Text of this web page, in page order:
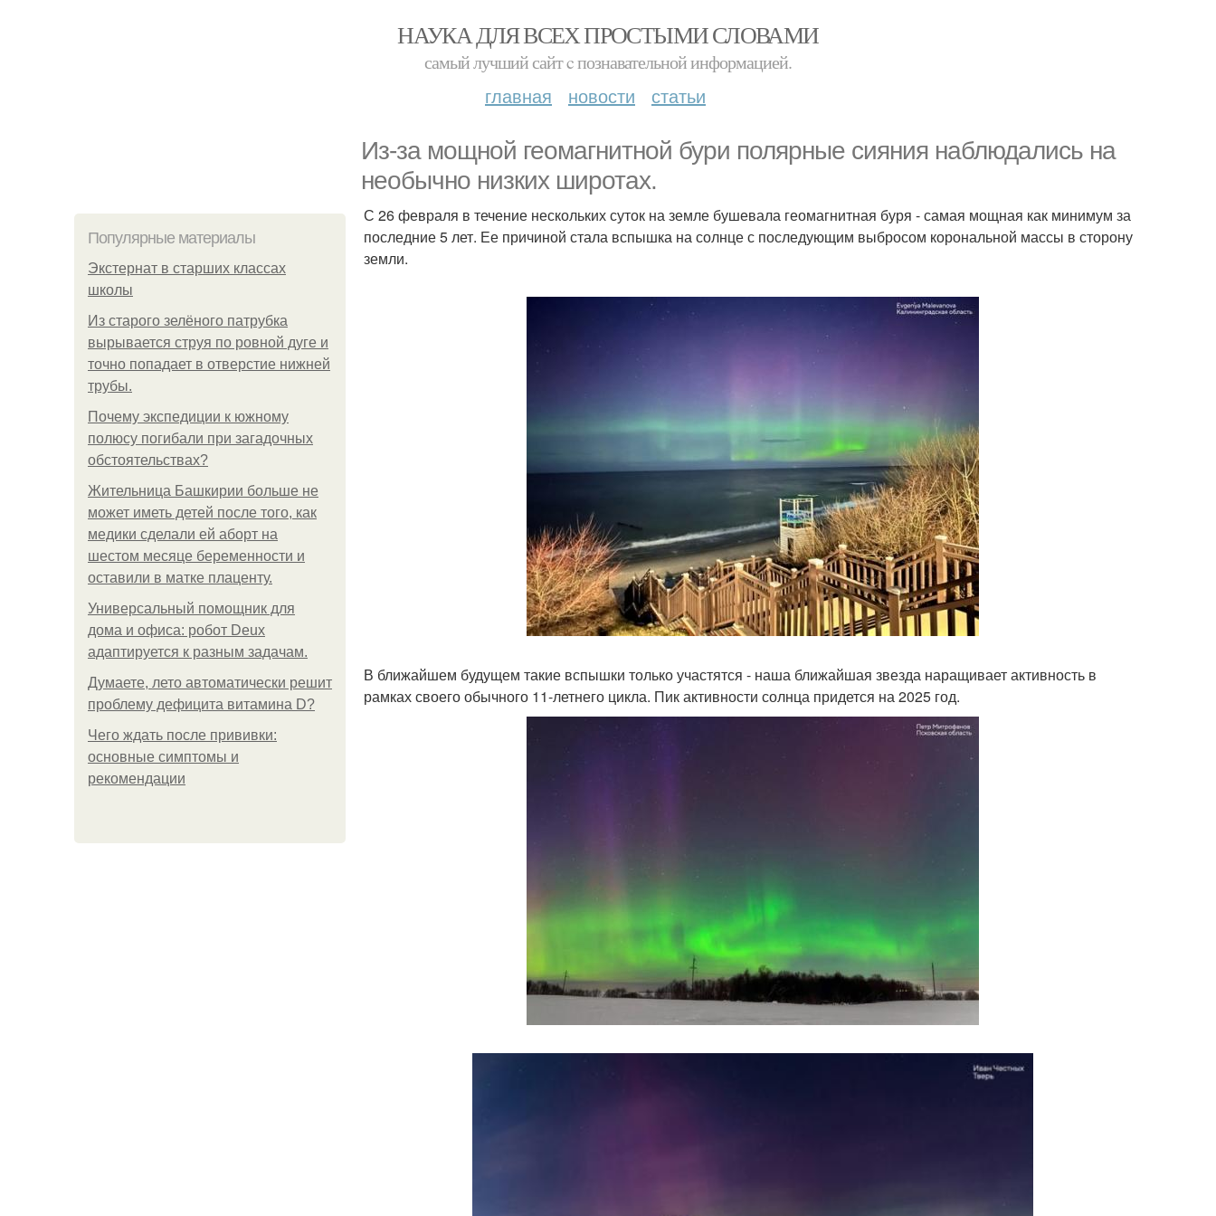
НАУКА ДЛЯ ВСЕХ ПРОСТЫМИ СЛОВАМИ
самый лучший сайт c познавательной информацией.
главная новости статьи
Из-за мощной геомагнитной бури полярные сияния наблюдались на
необычно низких широтах.
Популярные материалы
Экстернат в старших классах
школы
Из старого зелёного патрубка
вырывается струя по ровной дуге и
точно попадает в отверстие нижней
трубы.
Почему экспедиции к южному
полюсу погибали при загадочных
обстоятельствах?
Жительница Башкирии больше не
может иметь детей после того, как
медики сделали ей аборт на
шестом месяце беременности и
оставили в матке плаценту.
Универсальный помощник для
дома и офиса: робот Deux
адаптируется к разным задачам.
Думаете, лето автоматически решит
проблему дефицита витамина D?
Чего ждать после прививки:
основные симптомы и
рекомендации
С 26 февраля в течение нескольких суток на земле бушевала геомагнитная буря - самая мощная как минимум за
последние 5 лет. Ее причиной стала вспышка на солнце с последующим выбросом корональной массы в сторону
земли.
В ближайшем будущем такие вспышки только участятся - наша ближайшая звезда наращивает активность в
рамках своего обычного 11-летнего цикла. Пик активности солнца придется на 2025 год.